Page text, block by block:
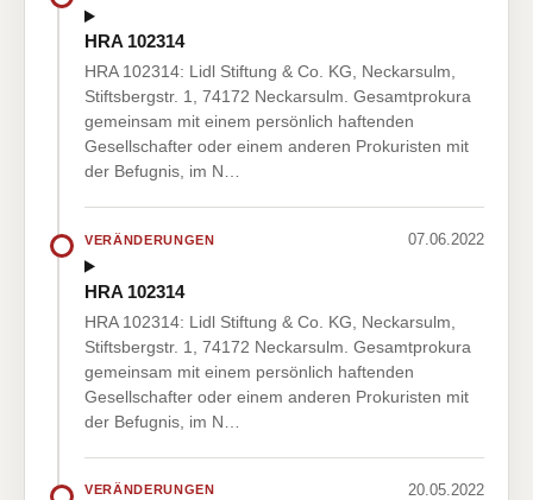
HRA 102314
HRA 102314: Lidl Stiftung & Co. KG, Neckarsulm,
Stiftsbergstr. 1, 74172 Neckarsulm. Gesamtprokura
gemeinsam mit einem persönlich haftenden
Gesellschafter oder einem anderen Prokuristen mit
der Befugnis, im N…
VERÄNDERUNGEN 07.06.2022
HRA 102314
HRA 102314: Lidl Stiftung & Co. KG, Neckarsulm,
Stiftsbergstr. 1, 74172 Neckarsulm. Gesamtprokura
gemeinsam mit einem persönlich haftenden
Gesellschafter oder einem anderen Prokuristen mit
der Befugnis, im N…
VERÄNDERUNGEN 20.05.2022